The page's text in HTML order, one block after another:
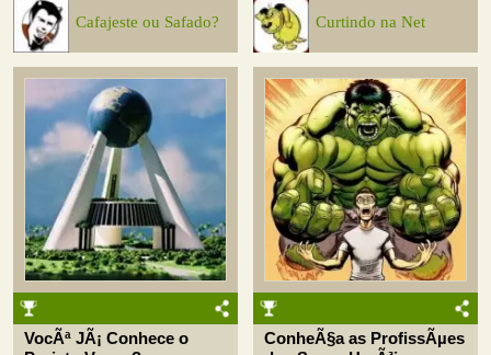
Cafajeste ou Safado? Curtindo na Net
VocÃª JÃ¡ Conhece o
ConheÃ§a as ProfissÃµes